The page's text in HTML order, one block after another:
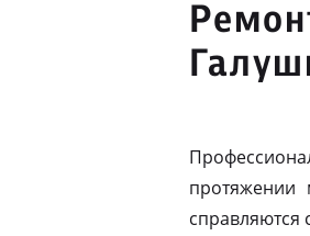
протяжении
справляются